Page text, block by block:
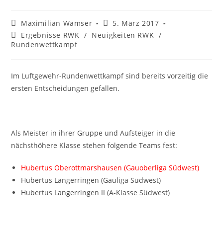
Beitrags-
Autor:
Maximilian Wamser
Beitrag
veröffentlicht:
5. März 2017
Beitrags-
Kategorie:
Ergebnisse RWK / Neuigkeiten RWK /
Rundenwettkampf
Im Luftgewehr-Rundenwettkampf sind bereits vorzeitig die
ersten Entscheidungen gefallen.
Als Meister in ihrer Gruppe und Aufsteiger in die
nächsthöhere Klasse stehen folgende Teams fest:
Hubertus Oberottmarshausen (Gauoberliga Südwest)
Hubertus Langerringen (Gauliga Südwest)
Hubertus Langerringen II (A-Klasse Südwest)